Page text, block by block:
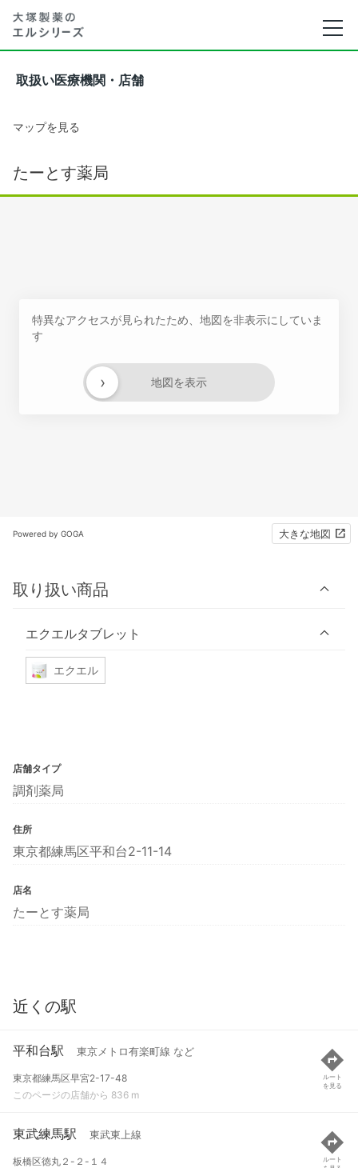
取扱い医療機関・店舗
マップを見る
たーとす薬局
特異なアクセスが見られたため、地図を非表示にしていま
す
地図を表示
›
Powered by GOGA 大きな地図
取り扱い商品
エクエルタブレット
エクエル
店舗タイプ
調剤薬局
住所
東京都練馬区平和台2-11-14
店名
たーとす薬局
近くの駅
平和台駅 東京メトロ有楽町線 など
東京都練馬区早宮2-17-48
このページの店舗から 836 m
ルート
を見る
東武練馬駅 東武東上線
板橋区徳丸２-２-１４
ルート